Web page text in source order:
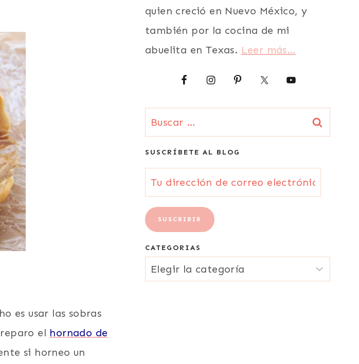
es usar las sobras
el hornado de
si horneo un
quien creció en Nuevo México, y
también por la cocina de mi
abuelita en Texas. Leer más…
Buscar:
SUSCRÍBETE AL BLOG
Tu
dirección
de
correo
electrónico
{Email}
SUSCRIBIR
CATEGORIAS
CATEGORIAS